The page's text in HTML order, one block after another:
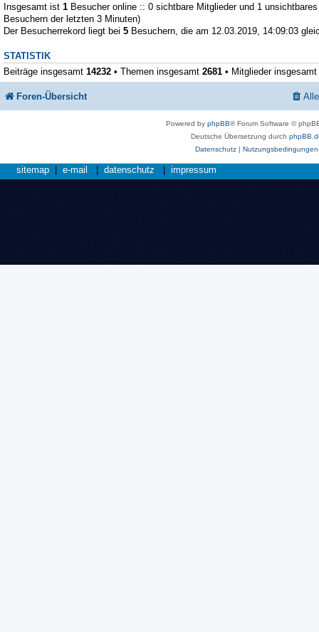
Insgesamt ist 1 Besucher online :: 0 sichtbare Mitglieder und 1
Besuchern der letzten 3 Minuten)
Der Besucherrekord liegt bei 5 Besuchern, die am 12.03.2019, 14:09:03
STATISTIK
Beiträge insgesamt 14232 • Themen insgesamt 2681 • Mitglieder insgesamt
Foren-Übersicht
Powered byphpBB® Forum Software ©
Deutsche Übersetzung durch
Datenschutz| Nutzungsbedingungen
sitemap e-mail datenschutz impressum